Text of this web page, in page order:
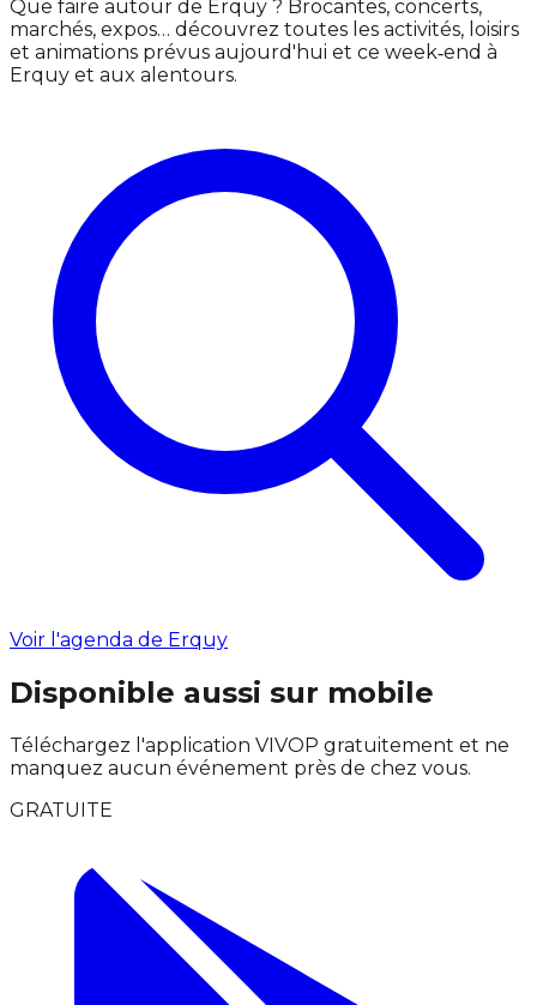
Que faire autour de Erquy ? Brocantes, concerts,
marchés, expos… découvrez toutes les activités, loisirs
et animations prévus aujourd'hui et ce week‑end à
Erquy et aux alentours.
Voir l'agenda de Erquy
Disponible aussi sur mobile
Téléchargez l'application VIVOP gratuitement et ne
manquez aucun événement près de chez vous.
GRATUITE